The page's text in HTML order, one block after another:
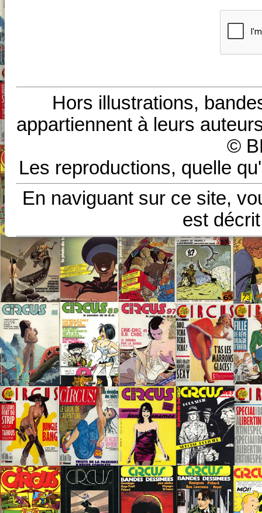
Hors illustrations,
appartiennent à leurs
©
Les reproductions, quelle
En naviguant sur ce site,
est